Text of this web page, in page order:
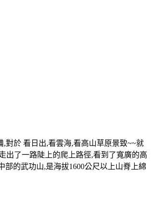
對於 看日出,看雲海,看高山草原景致~~就
出了一路陡上的爬上路徑,看到了寬廣的高
部的武功山,是海拔1600公尺以上山脊上綿